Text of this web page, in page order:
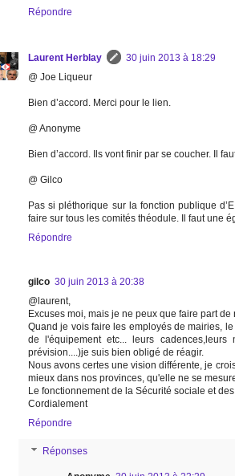
Répondre
Laurent Herblay
30 juin 2013 à 18:29
@ Joe Liqueur
Bien d’accord. Merci pour le lien.
@ Anonyme
Bien d’accord. Ils vont finir par se coucher. Il
@ Gilco
Pas si pléthorique sur la fonction publique
faire sur tous les comités théodule. Il faut une
Répondre
gilco 30 juin 2013 à 20:38
@laurent,
Excuses moi, mais je ne peux que faire part de
Quand je vois faire les employés de mairies,
de l'équipement etc... leurs cadences,leurs
prévision....)je suis bien obligé de réagir.
Nous avons certes une vision différente, je
mieux dans nos provinces, qu'elle ne se
Le fonctionnement de la Sécurité sociale et
Cordialement
Répondre
Réponses